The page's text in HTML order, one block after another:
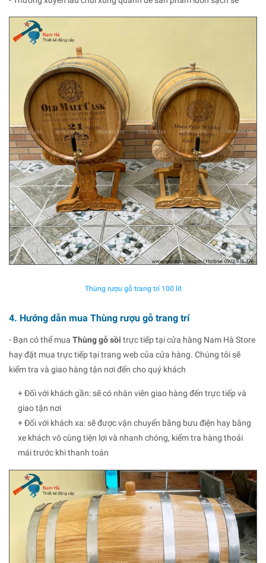
Thùng rượu gỗ trang trí 100 lít
4. Hướng dẫn mua Thùng rượu gỗ trang trí
- Bạn có thể mua Thùng gỗ sồi trực tiếp tại cửa hàng Nam Hà Store
hay đặt mua trực tiếp tại trang web của cửa hàng. Chúng tôi sẽ
kiểm tra và giao hàng tận nơi đến cho quý khách
+ Đối với khách gần: sẽ có nhân viên giao hàng đến trực tiếp và
giao tận nơi
+ Đối với khách xa: sẽ được vận chuyển bằng bưu điện hay bằng
xe khách vô cùng tiện lợi và nhanh chóng, kiểm tra hàng thoải
mái trước khi thanh toán